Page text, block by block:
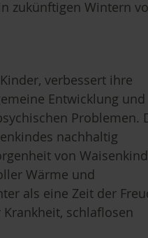
zukünftigen Wintern
verbessert ihre
Entwicklung und
Problemen.
nachhaltig
von
Wärme und
als eine Zeit der
schlaflosen